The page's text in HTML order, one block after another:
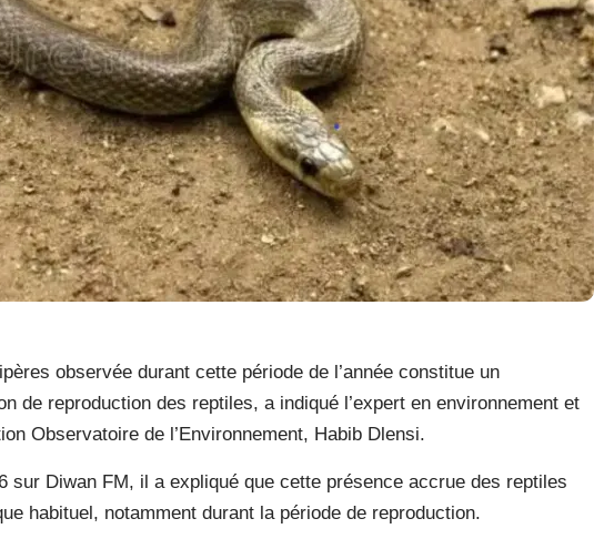
observée durant cette période de l’année constitue un
de reproduction des reptiles, a indiqué l’expert en environnement et
Observatoire de l’Environnement, Habib Dlensi.
sur Diwan FM, il a expliqué que cette présence accrue des reptiles
habituel, notamment durant la période de reproduction.